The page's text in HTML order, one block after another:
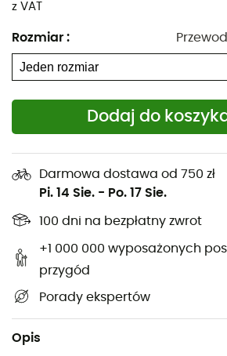
z VAT
Rozmiar :
Dodaj do
Darmowa dostawa od 750 zł
Pi. 14 Sie. - Po. 17 Sie.
100 dni na bezpłatny zwrot
+1 000 000 wyposażonych
przygód
Porady ekspertów
Opis
zaprojektowana, aby zapewnić
twoim rakom podczas transportu.
pozwala na bezpieczne przenoszenie
praktycznemu i bezpiecznemu
zapobiegnie ich zgubieniu lub
przedmiotów w plecaku. Ta kieszeń
przechowywanie raków Petzl LEOPARD
IRVIS HYBRID.
Waga: 30 g